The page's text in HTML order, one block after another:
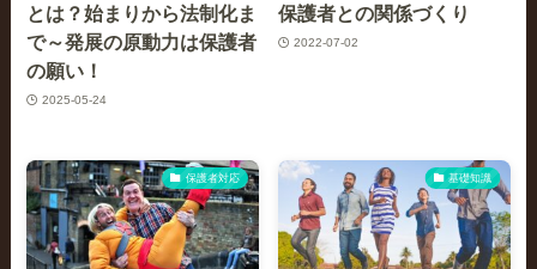
とは？始まりから法制化ま
で～発展の原動力は保護者
の願い！
2025-05-24
保護者との関係づくり
2022-07-02
保護者対応 基礎知識